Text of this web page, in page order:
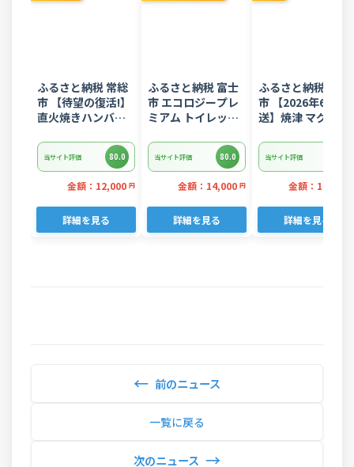
ふるさと納税 常総
市 【待望の復活!】
直火焼きハンバー
ス 3kg 22個入り
当サイト評価 80.0
金額：12,000 円
詳細を見る
ふるさと納税 富士
市 エコロジープレ
ミアム トイレット
ロール 日用品 人気
当サイト評価 80.0
金額：14,000 円
詳細を見る
ふるさと納税 焼津
市 【2026年6月発
送】焼津 マグロ ネ
ぎとろ(a10-
875202606)
当サイト評価
金額：11,000
詳細を見る
← 前のニュース
一覧に戻る
次のニュース →